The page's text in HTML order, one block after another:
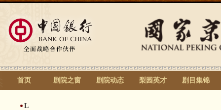
首页 剧院之窗 剧院动态 梨园英才 剧目集锦
L